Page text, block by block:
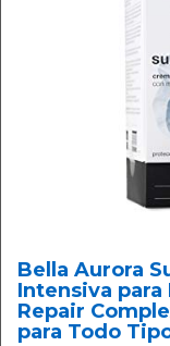
Bella Aurora
Intensiva
Repair
para Todo